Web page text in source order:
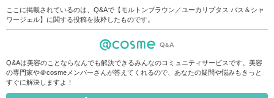
ここに掲載されているのは、Q&Aで【モルトンブラウン／ユーカリプタス バス＆シャ
ワージェル】に関する投稿を抜粋したものです。
Q&Aは美容のことならなんでも解決できるみんなのコミュニティサービスです。美容
の専門家や＠cosmeメンバーさんが答えてくれるので、あなたの疑問や悩みもきっと
すぐに解決しますよ！